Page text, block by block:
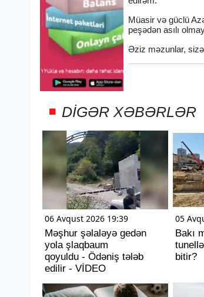
Müasir və güclü
peşədən asılı
Əziz məzunlar,
DIGƏR XƏBƏRLƏR
06 Avqust 2026 19:39
Məşhur şəlaləyə gedən
yola şlaqbaum
qoyuldu - Ödəniş tələb
edilir - VİDEO
05
Bakı
bitir?